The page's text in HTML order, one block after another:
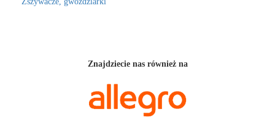
Znajdziecie nas również na